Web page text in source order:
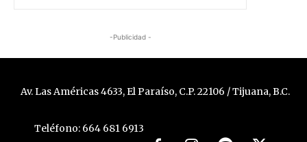
-Publicidad -
Av. Las Américas 4633, El Paraíso, C.P. 22106 / Tijuana, B.C.
Teléfono: 664 681 6913